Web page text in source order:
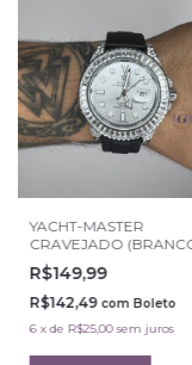
YACHT-MASTER
CRAVEJADO
R$149,99
R$142,49 com Boleto
6 xde R$25,00 sem juros